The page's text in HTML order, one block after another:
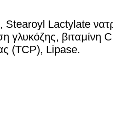
Lactylate
γλυκόζης, βιταμίνη
(TCP), Lipase.